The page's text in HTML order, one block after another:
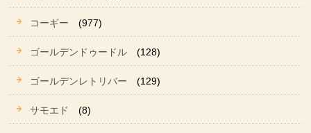
コーギー (977)
ゴールデンドゥードル (128)
ゴールデンレトリバー (129)
サモエド (8)